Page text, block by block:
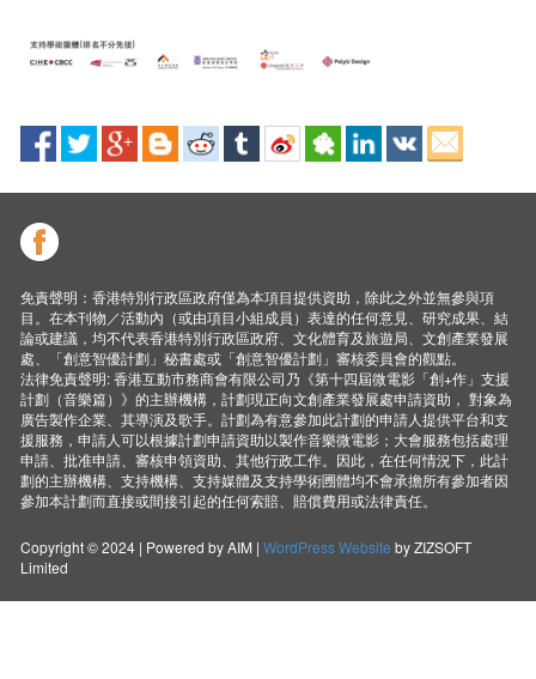
免責聲明：香港特別行政區政府僅為本項目提供資助，除此之外並無參與項
目。在本刊物／活動內（或由項目小組成員）表達的任何意見、研究成果、結
論或建議，均不代表香港特別行政區政府、文化體育及旅遊局、文創產業發展
處、「創意智優計劃」秘書處或「創意智優計劃」審核委員會的觀點。
法律免責聲明: 香港互動市務商會有限公司乃《第十四屆微電影「創+作」支援
計劃（音樂篇）》的主辦機構，計劃現正向文創產業發展處申請資助， 對象為
廣告製作企業、其導演及歌手。計劃為有意參加此計劃的申請人提供平台和支
援服務，申請人可以根據計劃申請資助以製作音樂微電影；大會服務包括處理
申請、批准申請、審核申領資助、其他行政工作。因此，在任何情況下，此計
劃的主辦機構、支持機構、支持媒體及支持學術圑體均不會承擔所有參加者因
參加本計劃而直接或間接引起的任何索賠、賠償費用或法律責任。
Copyright © 2024 | Powered by AIM |WordPress Website by ZIZSOFT
Limited